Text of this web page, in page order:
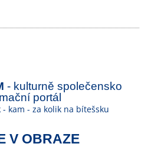
- kulturně společensko
portál
- kam - za kolik na bítešsku
V OBRAZE